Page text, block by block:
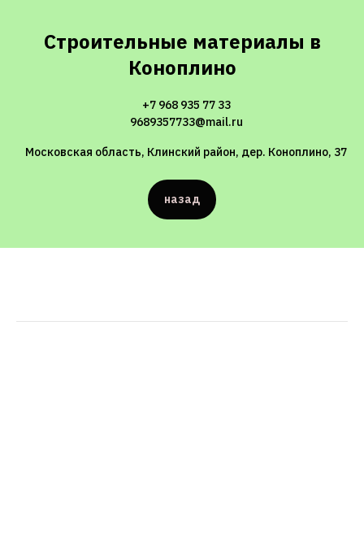
Строительные материалы в
Коноплино
+7 968 935 77 33
9689357733@mail.ru
Московская область, Клинский район, дер. Коноплино, 37
назад